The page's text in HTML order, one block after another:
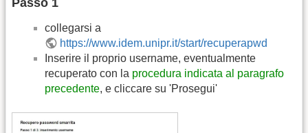
collegarsi a
https://www.idem.unipr.it/start/recuperapwd
Inserire il proprio username, eventualmente
recuperato con la procedura indicata al paragrafo
precedente, e cliccare su 'Prosegui'